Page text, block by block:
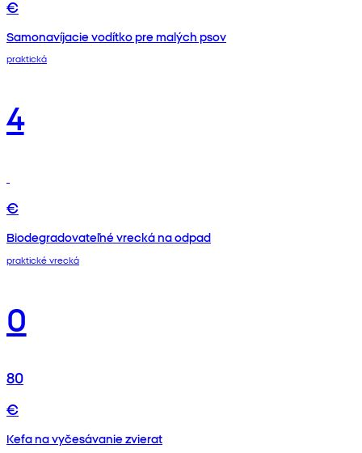
€
Samonavíjacie vodítko pre malých psov
praktická
4
€
Biodegradovateľné vrecká na odpad
praktické vrecká
0
80
€
Kefa na vyčesávanie zvierat